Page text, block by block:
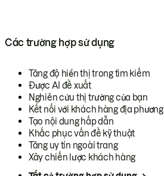
Các trường hợp sử dụng
Tăng độ hiển thị trong tìm kiếm
Được AI đề xuất
Nghiên cứu thị trường của bạn
Kết nối với khách hàng địa phương
Tạo nội dung hấp dẫn
Khắc phục vấn đề kỹ thuật
Tăng uy tín ngoài trang
Xây chiến lược khách hàng